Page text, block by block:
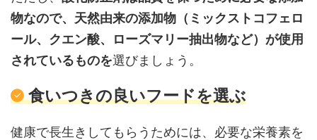
物なので、天然由来の添加物（ミックストコフェロ
ール、クエン酸、ローズマリー抽出物など）が使用
されているものを選びましょう。
食いつきの良いフードを選ぶ
健康で長生きしてもらうためには、必要な栄養素を